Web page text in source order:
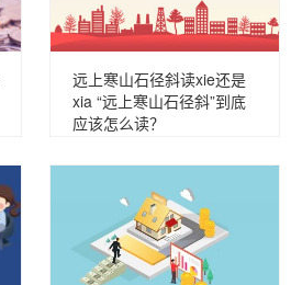
远上寒山石径斜读xie还是
xia “远上寒山石径斜”到底
应该怎么读？